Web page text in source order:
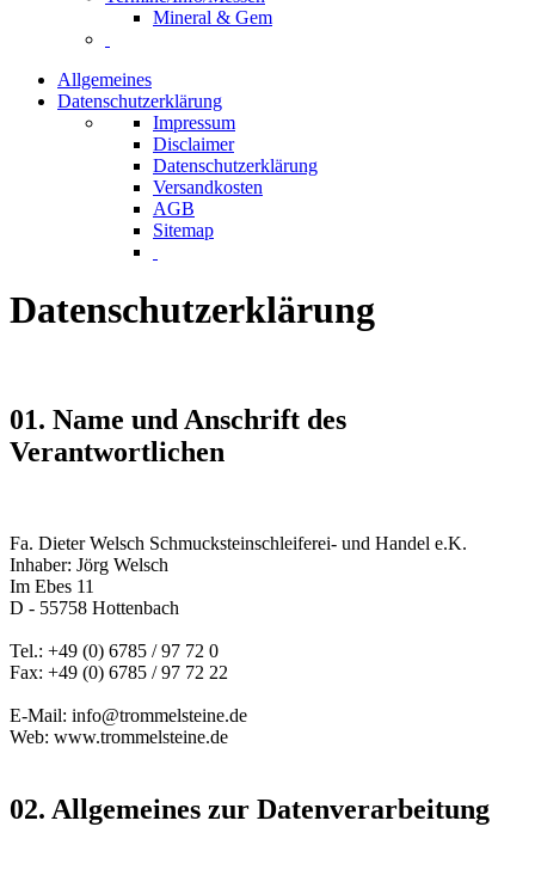
Mineral & Gem
Allgemeines
Datenschutzerklärung
Impressum
Disclaimer
Datenschutzerklärung
Versandkosten
AGB
Sitemap
Datenschutzerklärung
01. Name und Anschrift des
Verantwortlichen
Fa. Dieter Welsch Schmucksteinschleiferei- und Handel e.K.
Inhaber: Jörg Welsch
Im Ebes 11
D - 55758 Hottenbach
Tel.: +49 (0) 6785 / 97 72 0
Fax: +49 (0) 6785 / 97 72 22
E-Mail: info@trommelsteine.de
Web: www.trommelsteine.de
02. Allgemeines zur Datenverarbeitung